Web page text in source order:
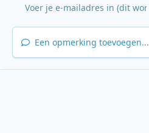
Een opmerking toevoegen...